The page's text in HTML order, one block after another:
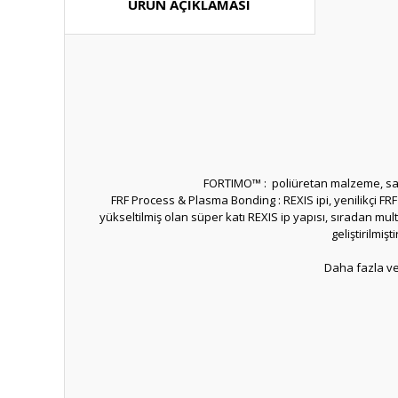
ÜRÜN AÇIKLAMASI
FORTIMO™ : poliüretan malzeme,
FRF Process & Plasma Bonding : REXIS ipi, yenilikçi
yükseltilmiş olan süper katı REXIS ip yapısı, sıradan
Daha fazla